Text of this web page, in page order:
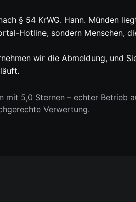
§ 54 KrWG. Hann. Münden
Hotline, sondern Menschen,
wir die Abmeldung, und
mit 5,0 Sternen – echter Betrieb
Verwertung.